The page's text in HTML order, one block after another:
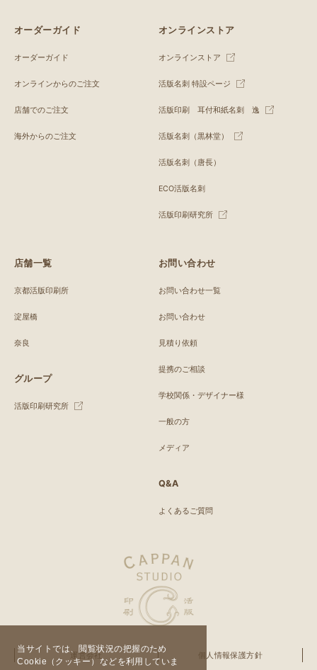
当サイトでは、閲覧状況の把握のため
Cookie（クッキー）などを利用していま
オーダーガイド
オーダーガイド
オンラインからのご注文
店舗でのご注文
海外からのご注文
オンラインストア
オンラインストア
活版名刺 特設ページ
活版印刷 耳付和紙名刺 逸
活版名刺（黒林堂）
活版名刺（唐長）
ECO活版名刺
活版印刷研究所
店舗一覧
京都活版印刷所
淀屋橋
奈良
グループ
活版印刷研究所
お問い合わせ
お問い合わせ一覧
お問い合わせ
見積り依頼
提携のご相談
学校関係・デザイナー様
一般の方
メディア
Q&A
よくあるご質問
運営会社 個人情報保護方針